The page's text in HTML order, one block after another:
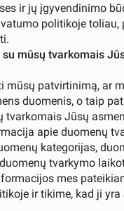
ir jų įgyvendinimo
politikoje toliau,
mūsų tvarkomais
mūsų patvirtinimą, ar
duomenis, o taip
tvarkomais Jūsų
apie duomenų
kategorijas,
tvarkymo
mes
ir tikime, kad ji